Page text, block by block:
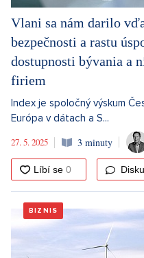
Vlani sa nám darilo
bezpečnosti a rastu
dostupnosti bývania a
firiem
Index je spoločný výskum
Európa v dátach a S...
27. 5. 2025
3 minuty
BIZNIS